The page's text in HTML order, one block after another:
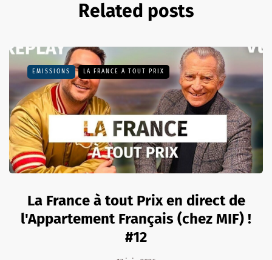
Related posts
EMISSIONS LA FRANCE À TOUT PRIX
La France à tout Prix en direct de
l'Appartement Français (chez MIF) !
#12